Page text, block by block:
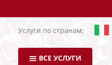
Услуги по странам:
ВСЕ УСЛУГИ